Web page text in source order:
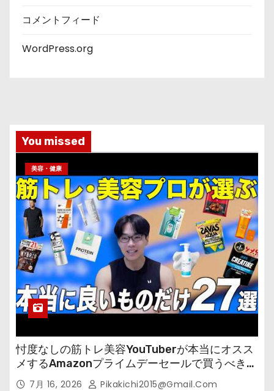
コメントフィード
WordPress.org
You missed
美容・健康
忖度なしの筋トレ美容YouTuberが本当にオスス
メするAmazonプライムデーセールで買うべきも
の 7月 16, 2026 Pikakichi2015@gmail.com